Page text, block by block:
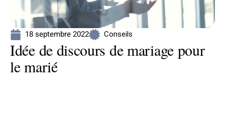
18 septembre 2022 Conseils
Idée de discours de mariage pour
le marié